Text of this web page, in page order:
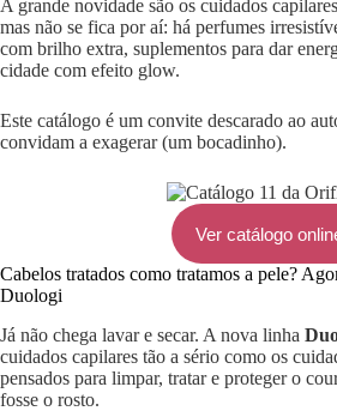
A grande novidade são os cuidados
mas não se fica por aí: há perfumes
com brilho extra, suplementos para dar
cidade com efeito glow.
Este catálogo é um convite descarado ao
convidam a exagerar (um bocadinho).
Ver catálogo
Cabelos tratados como tratamos a pele?
Duologi
Já não chega lavar e secar. A nova linha
cuidados capilares tão a sério como os
pensados para limpar, tratar e proteger o
fosse o rosto.